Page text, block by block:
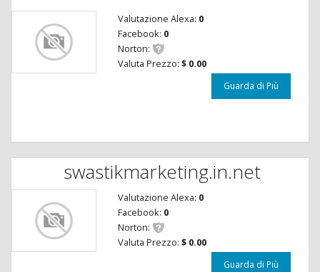
Valutazione Alexa: 0
Facebook: 0
Norton:
Valuta Prezzo: $ 0.00
Guarda di Più
swastikmarketing.in.net
Valutazione Alexa: 0
Facebook: 0
Norton:
Valuta Prezzo: $ 0.00
Guarda di Più